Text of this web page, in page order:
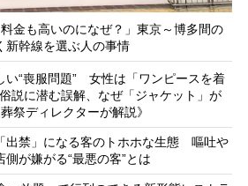
料金も高いのになぜ？」東京～博多間の
新幹線を選ぶ人の事情
い“喪服問題” 女性は「ワンピースを着
説に潜む誤解、なぜ「ジャケット」が
祭ディレクターが解説》
出禁」になる客のトホホな生態 嘔吐や
が嫌がる“最悪の客”とは